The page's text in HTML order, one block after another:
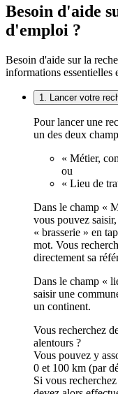
Besoin d'aide
d'emploi ?
Besoin d'aide sur la
informations essentielles
1. Lancer votre
Pour lancer une
un des deux
« Métier,
ou
« Lieu de
Dans le champ «
vous pouvez
« brasserie » en
mot. Vous
directement sa
Dans le champ «
saisir une
un continent.
Vous recherchez
alentours ?
Vous pouvez y
0 et 100 km (par
Si vous